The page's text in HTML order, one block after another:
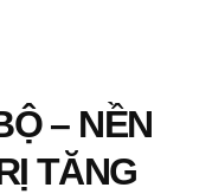
– NỀN
TĂNG